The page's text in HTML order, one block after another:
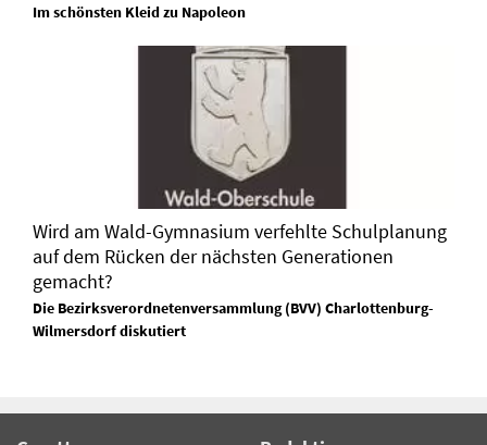
Im schönsten Kleid zu Napoleon
Wird am Wald-Gymnasium verfehlte Schulplanung
auf dem Rücken der nächsten Generationen
gemacht?
Die Bezirksverordnetenversammlung (BVV) Charlottenburg-
Wilmersdorf diskutiert